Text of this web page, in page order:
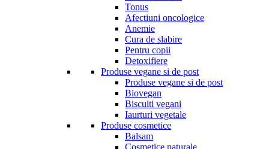
Tonus
Afectiuni oncologice
Anemie
Cura de slabire
Pentru copii
Detoxifiere
Produse vegane si de post
Produse vegane si de post
Biovegan
Biscuiti vegani
Iaurturi vegetale
Produse cosmetice
Balsam
Cosmetice naturale